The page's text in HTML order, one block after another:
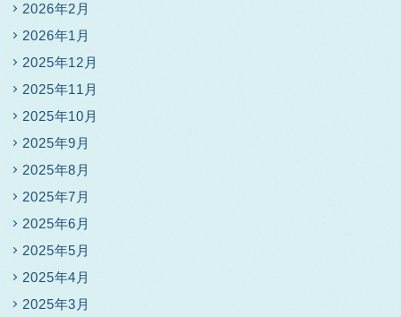
2026年2月
2026年1月
2025年12月
2025年11月
2025年10月
2025年9月
2025年8月
2025年7月
2025年6月
2025年5月
2025年4月
2025年3月